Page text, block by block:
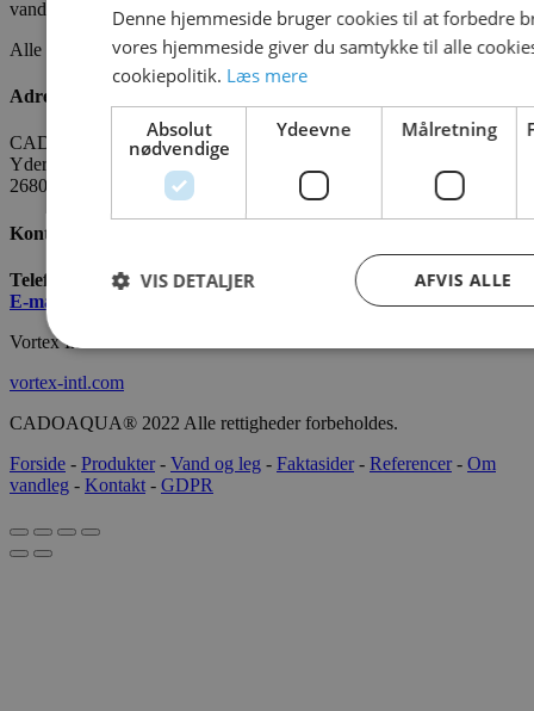
vandlegeplads.
Alle fakta om CADO er tilgængelige HER
Adresse
CADO AQUA Danmark
Yderholmvej 35
2680 Solrød
Kontakt os
Telefon:
+45 7022 2628
E-mail
Vortex International
vortex-intl.com
CADOAQUA® 2022 Alle rettigheder forbeholdes.
Forside - Produkter- Vand og leg - Faktasider- Referencer- Om
vandleg - Kontakt - GDPR
Denne hjemmeside bruger cookies til at forbedre
vores hjemmeside giver du samtykke til alle
cookiepolitik. Læs mere
Absolut
nødvendige
Ydeevne Målretning
AFVIS ALLE
VIS DETALJER